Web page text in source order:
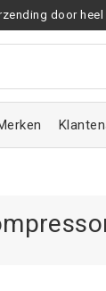
door heel